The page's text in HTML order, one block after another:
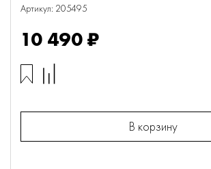
Артикул: 205495
10 490 ₽
В корзину